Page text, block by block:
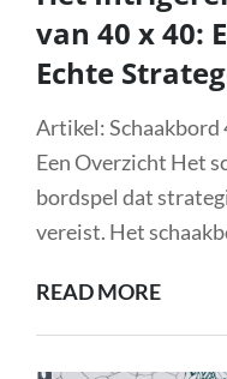
van 40 x 40:
Echte
Artikel: Schaakbord
Een Overzicht Het
bordspel dat
vereist. Het
READ MOREHET